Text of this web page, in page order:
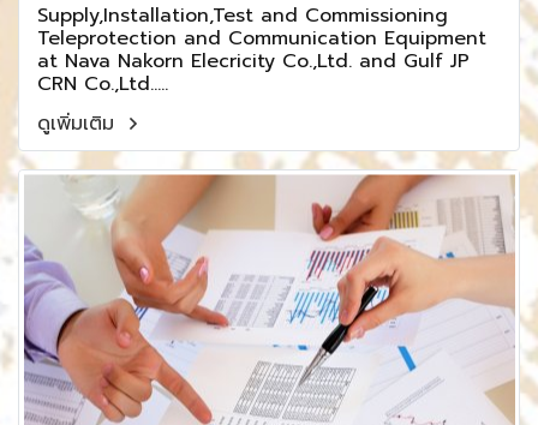
Supply,Installation,Test and Commissioning
Teleprotection and Communication Equipment
at Nava Nakorn Elecricity Co.,Ltd. and Gulf JP
CRN Co.,Ltd.....
ดูเพิ่มเติม